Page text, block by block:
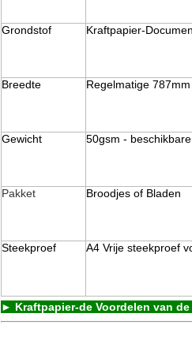
Grondstof Kraftpapier-
Breedte Regelmatige
Gewicht 50gsm -
Pakket Broodjes of Bladen
Steekproef A4 Vrije steekproef
► Kraftpapier-de Voordelen van de